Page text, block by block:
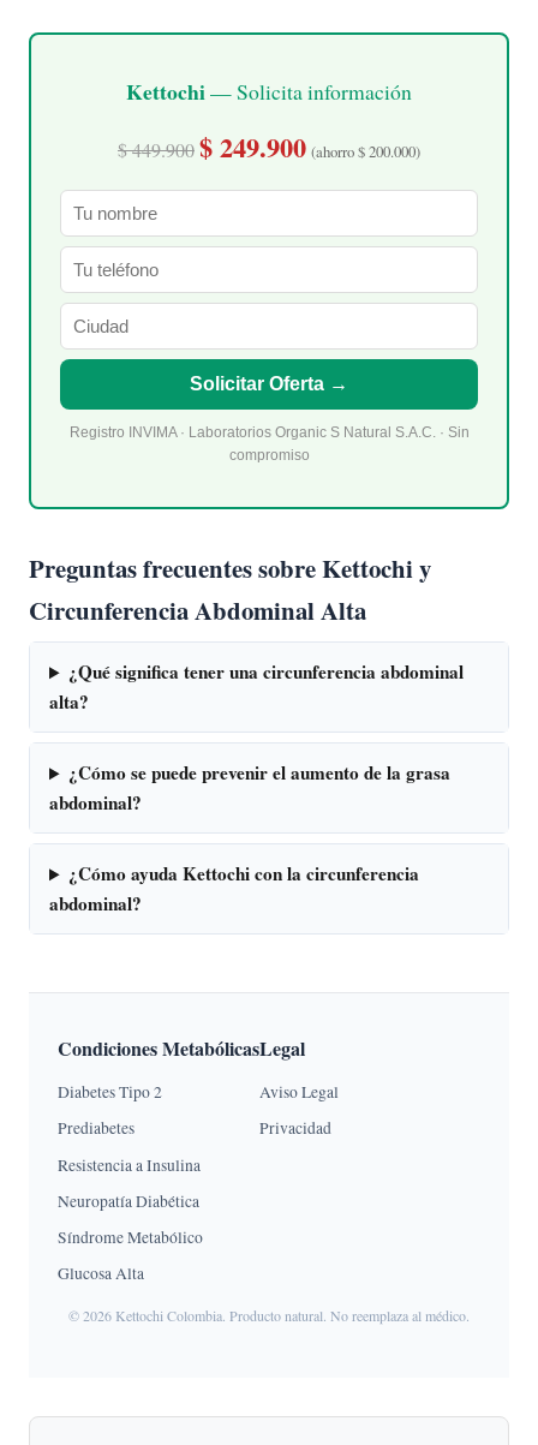
Kettochi— Solicita información
$ 449.900$ 249.900 (ahorro $ 200.000)
Solicitar Oferta →
Registro INVIMA · Laboratorios Organic S Natural S.A.C. · Sin
compromiso
Preguntas frecuentes sobre Kettochi y
Circunferencia Abdominal Alta
¿Qué significa tener una circunferencia abdominal
alta?
¿Cómo se puede prevenir el aumento de la grasa
abdominal?
¿Cómo ayuda Kettochi con la circunferencia
abdominal?
Condiciones Metabólicas
Diabetes Tipo 2
Prediabetes
Resistencia a Insulina
Neuropatía Diabética
Síndrome Metabólico
Glucosa Alta
Legal
Aviso Legal
Privacidad
© 2026 Kettochi Colombia. Producto natural. No reemplaza al médico.